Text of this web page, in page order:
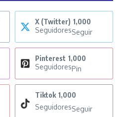
X (Twitter) 1,000
SeguidoresSeguir
Pinterest 1,000
SeguidoresPin
Tiktok 1,000
SeguidoresSeguir